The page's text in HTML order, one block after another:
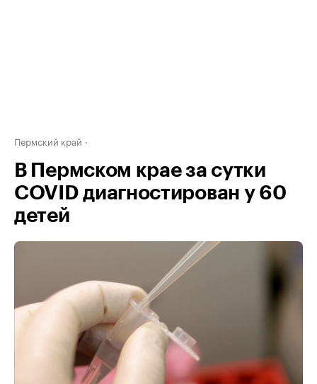
Пермский край
В Пермском крае за сутки
COVID диагностирован у 60
детей